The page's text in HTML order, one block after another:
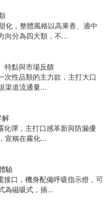
化，整體風格以高果香、適中
向分為四大類，不...
特點與市場反饋
次性品類的主力款，主打大口
渠道流通量...
解
化彈，主打口感革新與防漏優
宣稱在霧化...
驗
口，機身配備呼吸指示燈，可
為磁吸式，插...